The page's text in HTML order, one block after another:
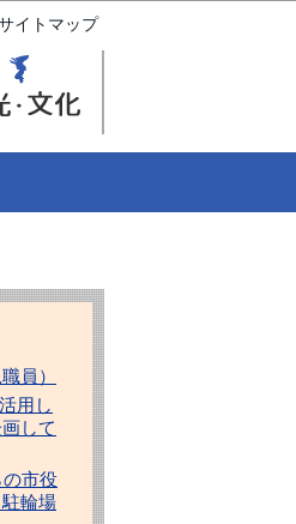
イトマップ
員）
用し
して
市役
輪場